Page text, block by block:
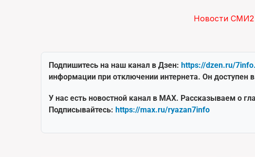
Новости СМИ2
Подпишитесь на наш канал в Дзен: https://dzen.ru/
информации при отключении интернета. Он доступен
У нас есть новостной канал в MAX. Рассказываем о
Подписывайтесь: https://max.ru/ryazan7info